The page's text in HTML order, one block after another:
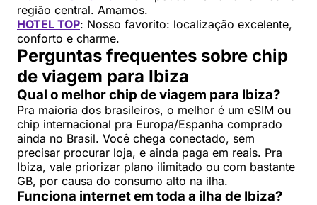
região central. Amamos.
HOTEL TOP: Nosso favorito: localização excelente,
conforto e charme.
Perguntas frequentes sobre chip
de viagem para Ibiza
Qual o melhor chip de viagem para Ibiza?
Pra maioria dos brasileiros, o melhor é um eSIM ou
chip internacional pra Europa/Espanha comprado
ainda no Brasil. Você chega conectado, sem
precisar procurar loja, e ainda paga em reais. Pra
Ibiza, vale priorizar plano ilimitado ou com bastante
GB, por causa do consumo alto na ilha.
Funciona internet em toda a ilha de Ibiza?